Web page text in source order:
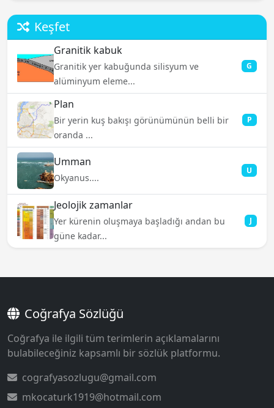
Keşfet
Granitik kabuk
Granitik yer kabuğunda silisyum ve
alüminyum eleme...
G
Plan
Bir yerin kuş bakışı görünümünün belli bir
oranda ...
P
Umman
Okyanus....
U
Jeolojik zamanlar
Yer kürenin oluşmaya başladığı andan bu
güne kadar...
J
Coğrafya Sözlüğü
Coğrafya ile ilgili tüm terimlerin açıklamalarını
bulabileceğiniz kapsamlı bir sözlük platformu.
cografyasozlugu@gmail.com
mkocaturk1919@hotmail.com